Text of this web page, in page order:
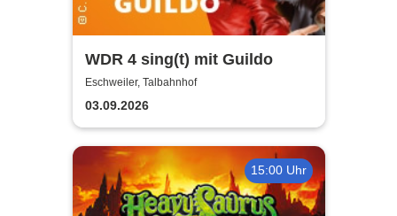
WDR 4 sing(t) mit Guildo
Eschweiler, Talbahnhof
03.09.2026
15:00 Uhr